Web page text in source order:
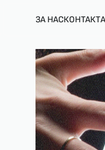
ЗА НАСКОНТАКТ